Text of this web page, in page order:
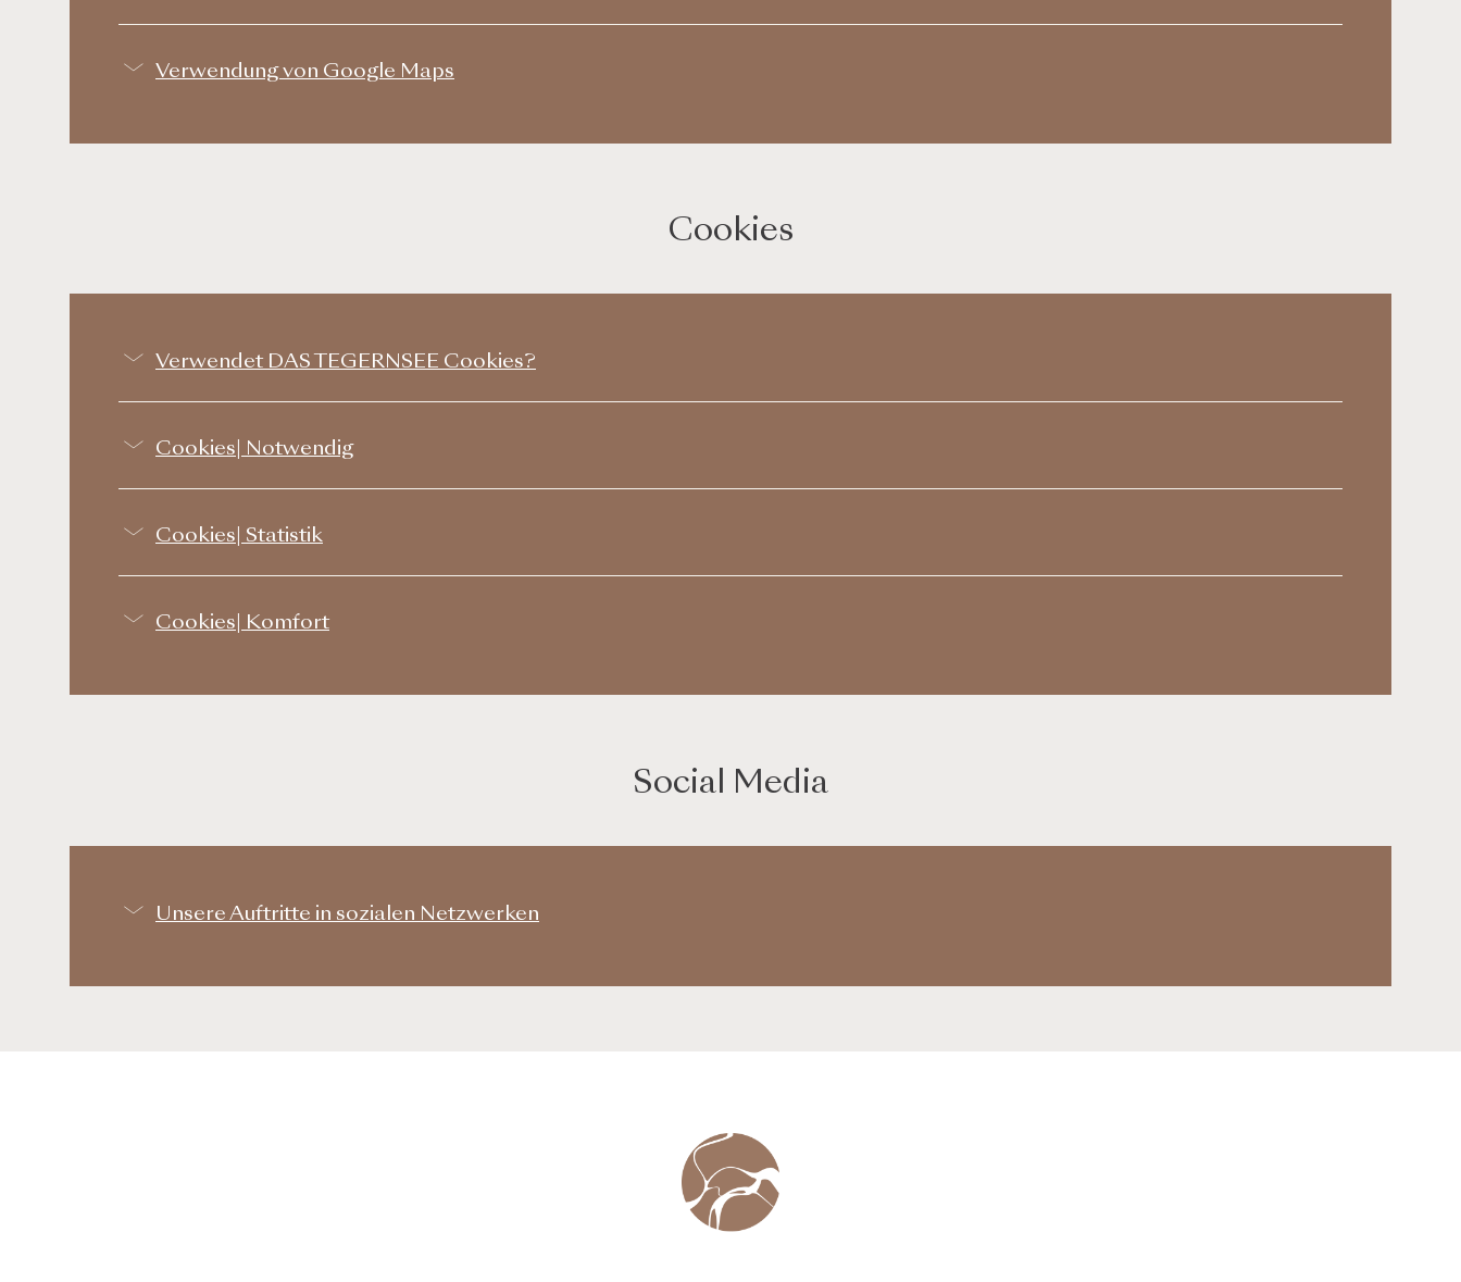
Verwendung von Google Maps
Cookies
Verwendet DAS TEGERNSEE Cookies?
Cookies| Notwendig
Cookies| Statistik
Cookies| Komfort
Social Media
Unsere Auftritte in sozialen Netzwerken